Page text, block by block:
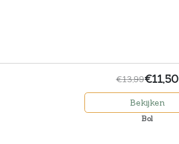
€13,99€11,50
Bekijken
Bol